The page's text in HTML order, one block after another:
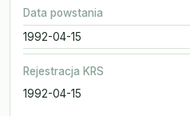
Data powstania
1992-04-15
Rejestracja KRS
1992-04-15